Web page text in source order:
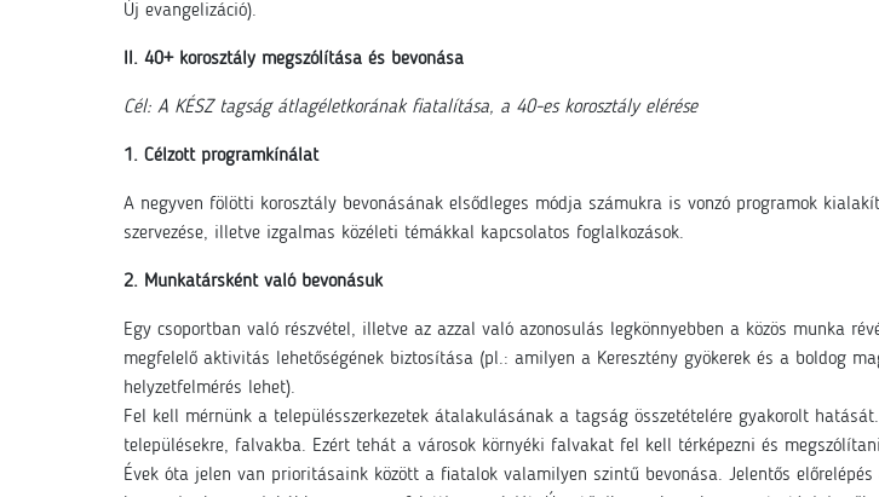
Új evangelizáció).
II. 40+ korosztály megszólítása és bevonása
Cél: A KÉSZ tagság átlagéletkorának fiatalítása, a 40-es korosztály elérése
1. Célzott programkínálat
A negyven fölötti korosztály bevonásának elsődleges módja számukra is vonzó programok
szervezése, illetve izgalmas közéleti témákkal kapcsolatos foglalkozások.
2. Munkatársként való bevonásuk
Egy csoportban való részvétel, illetve az azzal való azonosulás legkönnyebben a közös munka
megfelelő aktivitás lehetőségének biztosítása (pl.: amilyen a Keresztény gyökerek és a boldog
helyzetfelmérés lehet).
Fel kell mérnünk a településszerkezetek átalakulásának a tagság összetételére gyakorolt
településekre, falvakba. Ezért tehát a városok környéki falvakat fel kell térképezni és
Évek óta jelen van prioritásaink között a fiatalok valamilyen szintű bevonása. Jelentős